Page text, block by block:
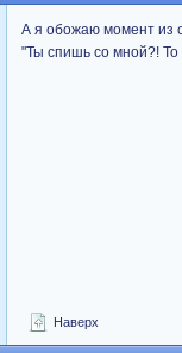
А я обожаю момент из
"Ты спишь со мной?! То
Наверх